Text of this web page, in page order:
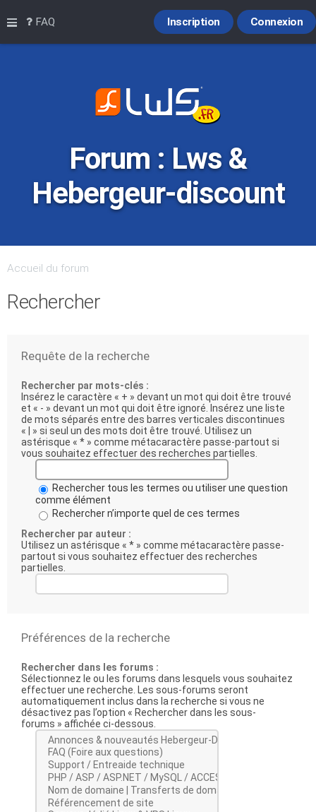
Raccourcis
FAQ Connexion
Inscription
Forum : Lws &
Hebergeur-discount
Accueil du forum
Rechercher
Requête de la recherche
Rechercher par mots-clés :
Insérez le caractère « + » devant un mot qui doit être trouvé
et « - » devant un mot qui doit être ignoré. Insérez une liste
de mots séparés entre des barres verticales discontinues
« | » si seul un des mots doit être trouvé. Utilisez un
astérisque « * » comme métacaractère passe-partout si
vous souhaitez effectuer des recherches partielles.
Rechercher tous les termes ou utiliser une question
comme élément
Rechercher n’importe quel de ces termes
Rechercher par auteur :
Utilisez un astérisque « * » comme métacaractère passe-
partout si vous souhaitez effectuer des recherches
partielles.
Préférences de la recherche
Rechercher dans les forums :
Sélectionnez le ou les forums dans lesquels vous souhaitez
effectuer une recherche. Les sous-forums seront
automatiquement inclus dans la recherche si vous ne
désactivez pas l’option « Rechercher dans les sous-
forums » affichée ci-dessous.